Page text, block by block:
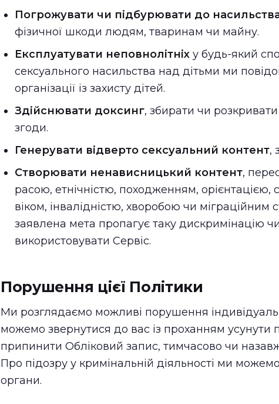
Погрожувати чи підбурювати до
фізичної шкоди людям, тваринам чи майну.
Експлуатувати неповнолітніх у будь-який
сексуального насильства над дітьми ми
організації із захисту дітей.
Здійснювати доксинг, збирати чи
згоди.
Генерувати відверто сексуальний контент,
Створювати ненависницький контент,
расою, етнічністю, походженням, орієнтацією,
віком, інвалідністю, хворобою чи міграційним
заявлена мета пропагує таку дискримінацію
використовувати Сервіс.
Порушення цієї Політики
Ми розглядаємо можливі порушення
можемо звернутися до вас із проханням
припинити Обліковий запис, тимчасово чи
Про підозру у кримінальній діяльності ми
органи.